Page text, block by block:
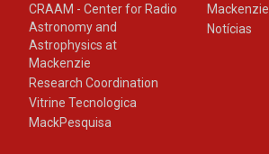
CRAAM - Center for Radio
Astronomy and
Astrophysics at
Mackenzie
Research Coordination
Vitrine Tecnologica
MackPesquisa
Mackenzie
Notícias